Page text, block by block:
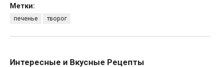
Метки:
печенье творог
Интересные и Вкусные Рецепты